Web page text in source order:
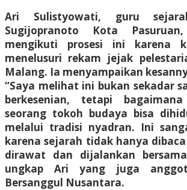
Ari Sulistyowati, guru
Sugijopranoto Kota
mengikuti prosesi ini karena
menelusuri rekam jejak
Malang. Ia menyampaikan
“Saya melihat ini bukan sekadar
berkesenian, tetapi
seorang tokoh budaya bisa
melalui tradisi nyadran. Ini
karena sejarah tidak hanya
dirawat dan dijalankan
ungkap Ari yang juga
Bersanggul Nusantara.